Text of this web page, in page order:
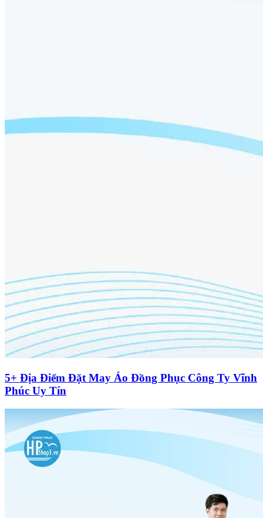
5+ Địa Điểm Đặt May Áo Đồng Phục Công Ty Vĩnh
Phúc Uy Tín